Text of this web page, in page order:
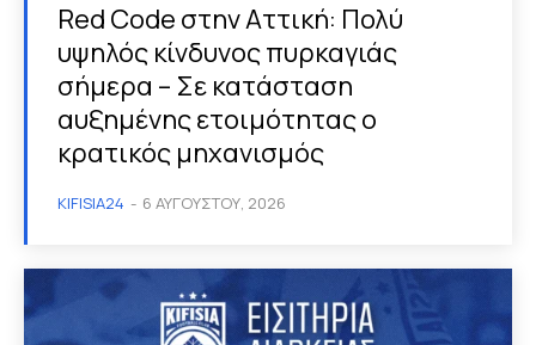
Red Code στην Αττική: Πολύ
υψηλός κίνδυνος πυρκαγιάς
σήμερα – Σε κατάσταση
αυξημένης ετοιμότητας ο
κρατικός μηχανισμός
KIFISIA24 - 6 ΑΥΓΟΎΣΤΟΥ, 2026